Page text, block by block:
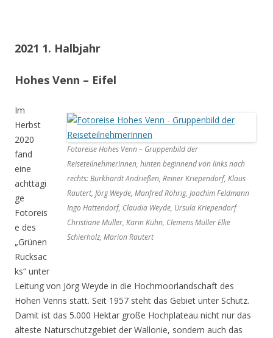
2021 1. Halbjahr
Hohes Venn – Eifel
Fotoreise Hohes Venn – Gruppenbild der
ReiseteilnehmerInnen, hinten beginnend von links nach
rechts: Burkhardt Andrießen, Reiner Kriependorf, Klaus
Rautert, Jörg Weyde, Manfred Röhrig, Joachim Feldmann
Ingo Hattendorf, Claudia Weyde, Ursula Kriependorf
Christiane Müller, Karin Kühn, Clemens Müller Elke
Schierholz, Marion Rautert
Im
Herbst
2020
fand
eine
achttägi
ge
Fotoreis
e des
„Grünen
Rucksac
ks“ unter
Leitung von Jörg Weyde in die Hochmoorlandschaft des
Hohen Venns statt. Seit 1957 steht das Gebiet unter Schutz.
Damit ist das 5.000 Hektar große Hochplateau nicht nur das
älteste Naturschutzgebiet der Wallonie, sondern auch das